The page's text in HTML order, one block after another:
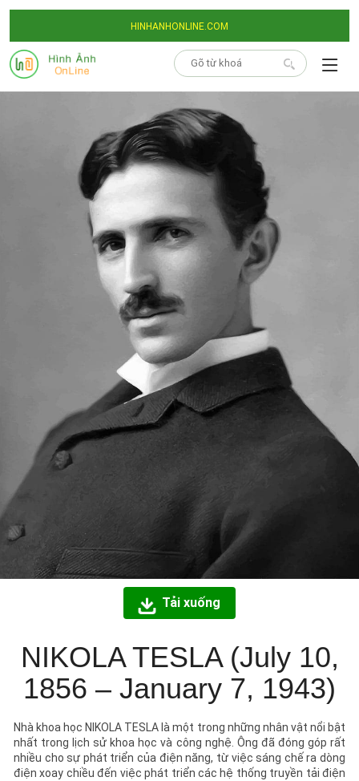
HINHANHONLINE.COM
Tải xuống
NIKOLA TESLA (July 10,
1856 – January 7, 1943)
Nhà khoa học NIKOLA TESLA là một trong những nhân vật nổi bật
nhất trong lịch sử khoa học và công nghệ. Ông đã đóng góp rất
nhiều cho sự phát triển của điện năng, từ việc sáng chế ra dòng
điện xoay chiều đến việc phát triển các hệ thống truyền tải điện